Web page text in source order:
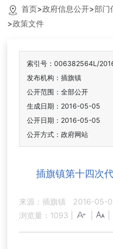
首页>政府信息公开>部门
>政策文件
索引号：006382564L/
发布机构：插旗镇
公开范围：全部公开
生成日期：2016-05-05
公开日期：2016-05-05
公开方式：政府网站
插旗镇第十四次
来源：插旗镇
2016-05-
浏览量： 1093